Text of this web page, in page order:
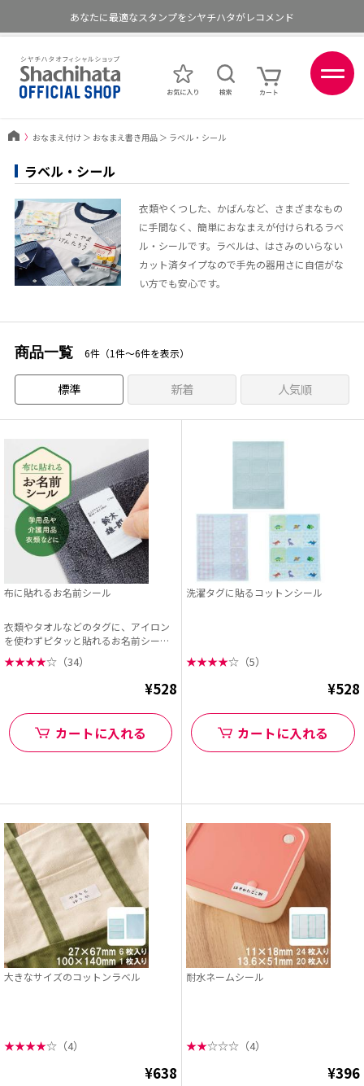
あなたに最適なスタンプをシヤチハタがレコメンド
〉 おなまえ付け＞ おなまえ書き用品＞ ラベル・シール
ラベル・シール
衣類やくつした、かばんなど、さまざまなもの
に手間なく、簡単におなまえが付けられるラベ
ル・シールです。ラベルは、はさみのいらない
カット済タイプなので手先の器用さに自信がな
い方でも安心です。
商品一覧 6件（1件〜6件を表示）
標準 新着 人気順
布に貼れるお名前シール
衣類やタオルなどのタグに、アイロン
を使わずピタッと貼れるお名前シー
ル。 布用インキのス...
★★★★☆ （34）
¥528
カートに入れる
洗濯タグに貼るコットンシール
★★★★☆ （5）
¥528
カートに入れる
大きなサイズのコットンラベル
★★★★☆ （4）
¥638
耐水ネームシール
★★☆☆☆ （4）
¥396